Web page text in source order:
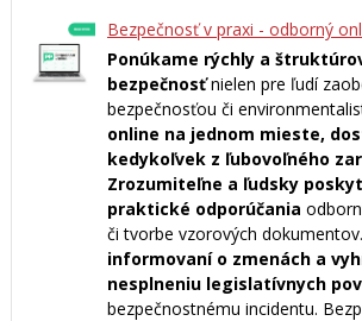
Bezpečnosť v praxi - odborný
Ponúkame rýchly a
bezpečnosťnielen pre ľudí
bezpečnosťou či
online na jednom mieste,
kedykoľvek z ľubovoľného
Zrozumiteľne a ľudsky
praktické odporúčania
či tvorbe vzorových dokumentov.
informovaní o zmenách a
nesplneniu legislatívnych
bezpečnostnému incidentu.